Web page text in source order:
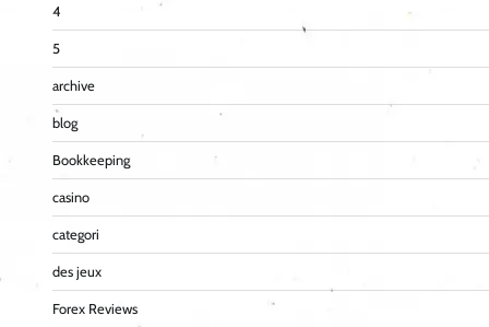
4
5
archive
blog
Bookkeeping
casino
categori
des jeux
Forex Reviews